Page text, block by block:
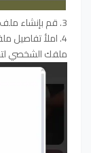
3. قم بإنشاء ملف التعريف الخاص بك:
4. املأ
ملفك الشخصي